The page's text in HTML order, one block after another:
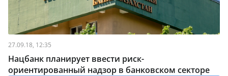
27.09.18, 12:35
Нацбанк планирует ввести риск-
ориентированный надзор в банковском секторе